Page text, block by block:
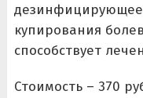
купирования
способствует
Стоимость – 370